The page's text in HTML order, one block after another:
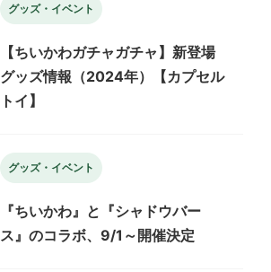
グッズ・イベント
【ちいかわガチャガチャ】新登場
グッズ情報（2024年）【カプセル
トイ】
グッズ・イベント
『ちいかわ』と『シャドウバー
ス』のコラボ、9/1～開催決定